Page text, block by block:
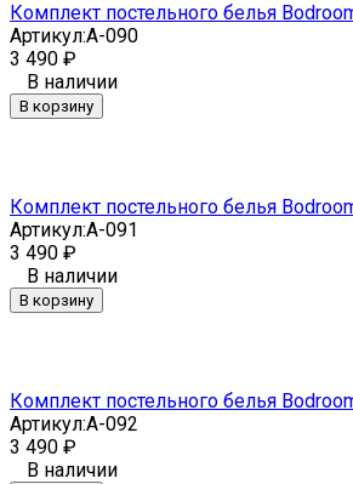
Комплект постельного белья
Артикул:A-090
3 490 ₽
В наличии
В корзину
Комплект постельного белья
Артикул:A-091
3 490 ₽
В наличии
В корзину
Комплект постельного белья
Артикул:A-092
3 490 ₽
В наличии